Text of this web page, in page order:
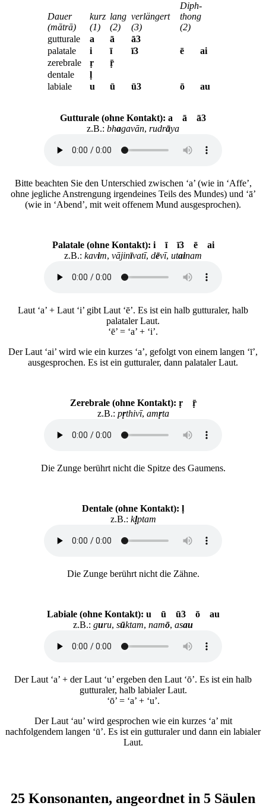
Dauer
(mātrā)
kurz
(1)
lang
(2)
verl­ängert
(3)
Diph­
thong
(2)
gutturale
a ā
ā3
palatale
i ī ī3 ē
ai
zerebrale
ṛ
ṝ
dentale
ḷ
labiale
u ū ū3 ō au
Gutturale (ohne Kontakt): a ā ā3
z.B.: bhagavān, rudrāya
Bitte beachten Sie den Unterschied zwischen ‘a’ (wie in ‘Affe’,
ohne jegliche Anstrengung irgendeines Teils des Mundes) und ‘ā’
(wie in ‘Abend’, mit weit offenem Mund ausgesprochen).
Palatale (ohne Kontakt): i ī ī3 ē ai
z.B.: kavim, vājinīvatī, dēvī, utainam
Laut ‘a’ + Laut ‘i’ gibt Laut ‘ē’. Es ist ein halb gutturaler, halb
palataler Laut.
‘ē’ = ‘a’ + ‘i’.
Der Laut ‘ai’ wird wie ein kurzes ‘a’, gefolgt von einem langen ‘ī’,
ausgesprochen. Es ist ein gutturaler, dann palataler Laut.
Zerebrale (ohne Kontakt): ṛ ṝ
z.B.: pṛthivī, amṛta
Die Zunge berührt nicht die Spitze des Gaumens.
Dentale (ohne Kontakt): ḷ
z.B.: kḷptam
Die Zunge berührt nicht die Zähne.
Labiale (ohne Kontakt): u ū ū3 ō au
z.B.: guru, sūktam, namō, asau
Der Laut ‘a’ + der Laut ‘u’ ergeben den Laut ‘ō’. Es ist ein halb
gutturaler, halb labialer Laut.
‘ō’ = ‘a’ + ‘u’.
Der Laut ‘au’ wird gesprochen wie ein kurzes ‘a’ mit
nachfolgendem langen ‘ū’. Es ist ein gutturaler und dann ein labialer
Laut.
25 Konsonanten, angeordnet in 5 Säulen